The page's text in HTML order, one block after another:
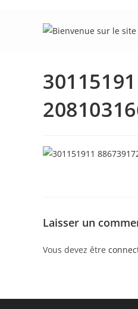
Laisser un
Vous devez être